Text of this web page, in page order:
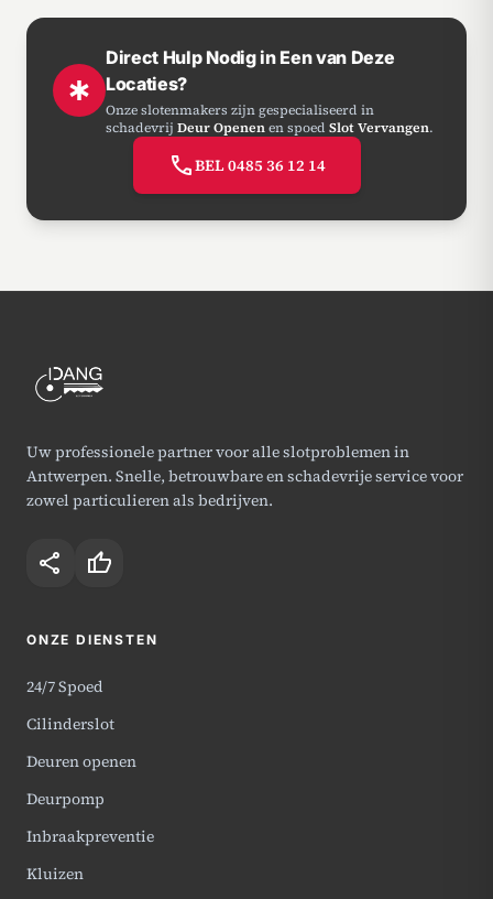
emergency
Direct Hulp Nodig in Een van Deze
Locaties?
Onze slotenmakers zijn gespecialiseerd in
schadevrij Deur Openenen spoed Slot Vervangen.
callBEL 0485 36 12 14
Uw professionele partner voor alle slotproblemen in
Antwerpen. Snelle, betrouwbare en schadevrije service voor
zowel particulieren als bedrijven.
share thumb_up
ONZE DIENSTEN
24/7 Spoed
Cilinderslot
Deuren openen
Deurpomp
Inbraakpreventie
Kluizen